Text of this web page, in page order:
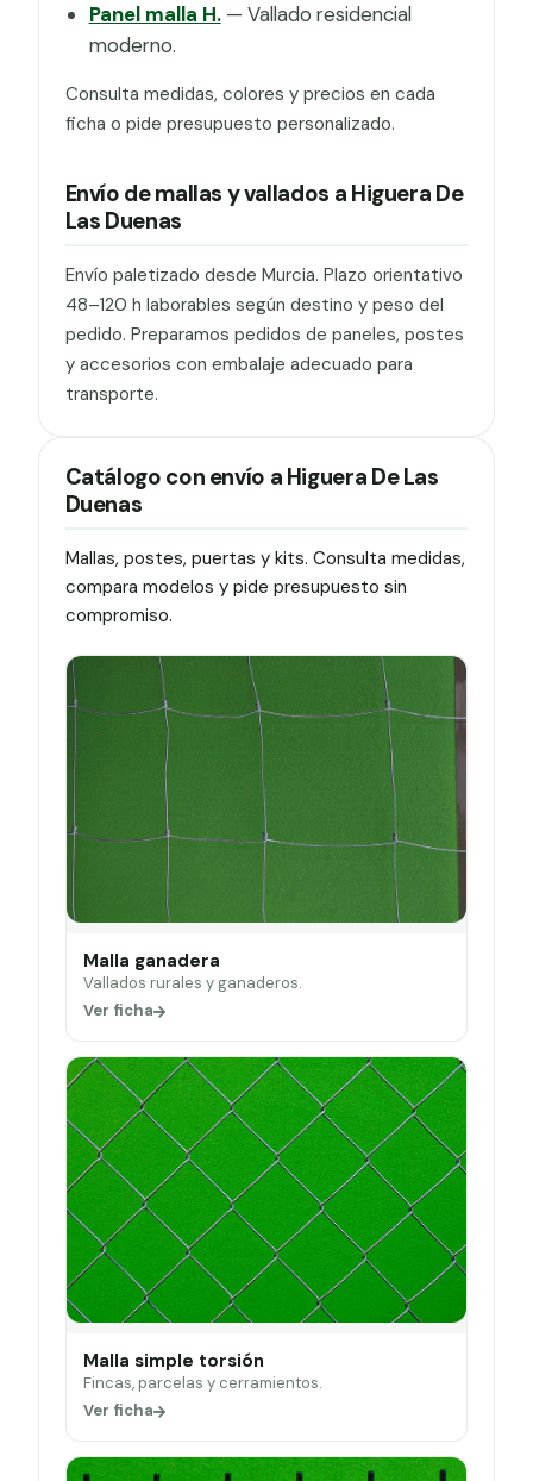
Panel malla H.— Vallado residencial
moderno.
Consulta medidas, colores y precios en cada
ficha o pide presupuesto personalizado.
Envío de mallas y vallados a Higuera De
Las Duenas
Envío paletizado desde Murcia. Plazo orientativo
48–120 h laborables según destino y peso del
pedido. Preparamos pedidos de paneles, postes
y accesorios con embalaje adecuado para
transporte.
Catálogo con envío a Higuera De Las
Duenas
Mallas, postes, puertas y kits. Consulta medidas,
compara modelos y pide presupuesto sin
compromiso.
Malla ganadera
Vallados rurales y ganaderos.
Ver ficha
Malla simple torsión
Fincas, parcelas y cerramientos.
Ver ficha